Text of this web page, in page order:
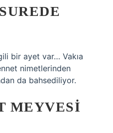
bir ayet var… Vakıa
nimetlerinden
da bahsediliyor.
MEYVESI